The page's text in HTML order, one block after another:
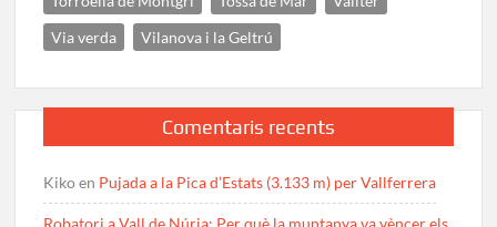
Via verda
Vilanova i la Geltrú
Comentaris recents
Kikoen Pujada a la Pica d’Estats (3.133 m) per Vallferrera